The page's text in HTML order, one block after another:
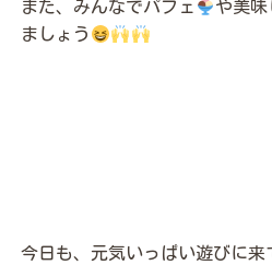
また、みんなでパフェ
や美
ましょう
今日も、元気いっぱい遊びに